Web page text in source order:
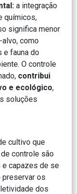
a integração
químicos,
significa menor
como
e fauna do
O controle
contribui
e ecológico,
soluções
cultivo que
controle são
e capazes de se
preservar os
dos